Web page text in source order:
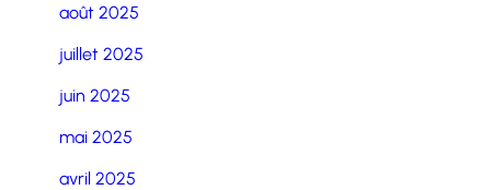
août 2025
juillet 2025
juin 2025
mai 2025
avril 2025